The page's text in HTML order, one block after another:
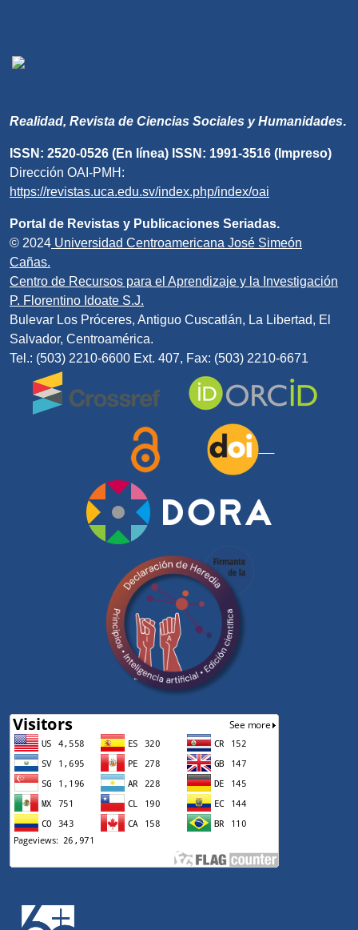
Realidad, Revista de Ciencias Sociales y Humanidades.
ISSN: 2520-0526 (En línea) ISSN: 1991-3516 (Impreso)
Dirección OAI-PMH:
https://revistas.uca.edu.sv/index.php/index/oai
Portal de Revistas y Publicaciones Seriadas.
© 2024 Universidad Centroamericana José Simeón
Cañas.
Centro de Recursos para el Aprendizaje y la Investigación
P. Florentino Idoate S.J.
Bulevar Los Próceres, Antiguo Cuscatlán, La Libertad, El
Salvador, Centroamérica.
Tel.: (503) 2210-6600 Ext. 407, Fax: (503) 2210-6671